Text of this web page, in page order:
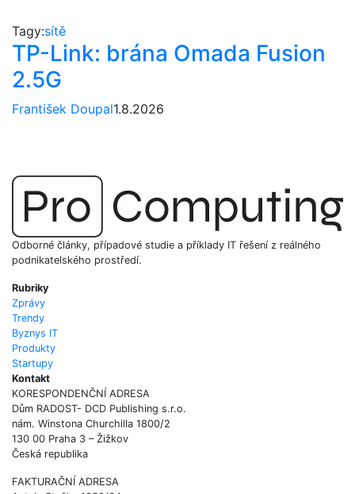
Tagy:sítě
TP-Link: brána Omada Fusion
2.5G
František Doupal1.8.2026
Odborné články, případové studie a příklady IT řešení z reálného
podnikatelského prostředí.
Rubriky
Zprávy
Trendy
Byznys IT
Produkty
Startupy
Kontakt
KORESPONDENČNÍ ADRESA
Dům RADOST- DCD Publishing s.r.o.
nám. Winstona Churchilla 1800/2
130 00 Praha 3 – Žižkov
Česká republika
FAKTURAČNÍ ADRESA